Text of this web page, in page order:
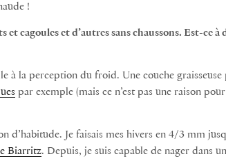
!
et cagoules et d’autres sans chaussons. Est-ce
à la perception du froid. Une couche
par exemple (mais ce n’est pas une raison pour
d’habitude. Je faisais mes hivers en 4/3 mm
Biarritz. Depuis, je suis capable de nager dans